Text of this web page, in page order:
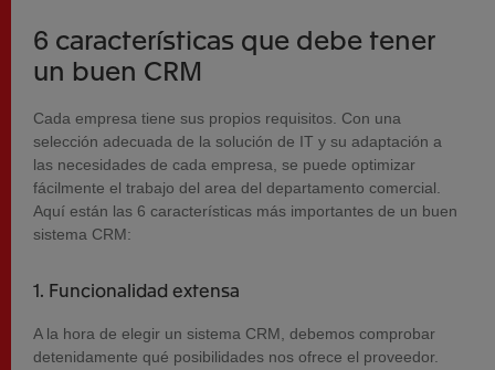
6 características que debe tener
un buen CRM
Cada empresa tiene sus propios requisitos. Con una
selección adecuada de la solución de IT y su adaptación a
las necesidades de cada empresa, se puede optimizar
fácilmente el trabajo del area del departamento comercial.
Aquí están las 6 características más importantes de un buen
sistema CRM:
1. Funcionalidad extensa
A la hora de elegir un sistema CRM, debemos comprobar
detenidamente qué posibilidades nos ofrece el proveedor.